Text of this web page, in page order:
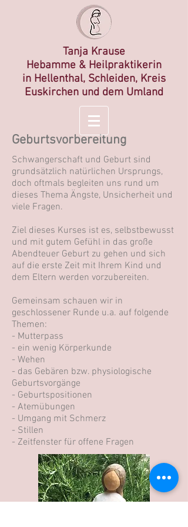
Tanja Krause
Hebamme & Heilpraktikerin
in Hellenthal, Schleiden, Kreis
Euskirchen und dem Umland
Geburtsvorbereitung
Schwangerschaft und Geburt sind
grundsätzlich natürlichen Ursprungs,
doch oftmals begleiten uns rund um
dieses Thema Ängste, Unsicherheit und
viele Fragen.
Ziel dieses Kurses ist es, selbstbewusst
und mit gutem Gefühl in das große
Abendteuer Geburt zu gehen und sich
auf die erste Zeit mit Ihrem Kind und
dem Eltern werden vorzubereiten.
Gemeinsam schauen wir in
geschlossener Runde u.a. auf folgende
Themen:
- Mutterpass
- ein wenig Körperkunde
- Wehen
- das Gebären bzw. physiologische
Geburtsvorgänge
- Geburtspositionen
- Atemübungen
- Umgang mit Schmerz
- Stillen
- Zeitfenster für offene Fragen